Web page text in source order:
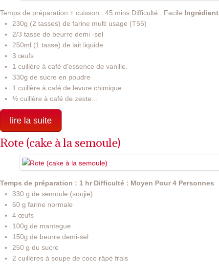
Temps de préparation + cuisson : 45 mins Difficulté : Facile
230g (2 tasses) de farine multi usage (T55)
2/3 tasse de beurre demi -sel
250ml (1 tasse) de lait liquide
3 œufs
1 cuillère à café d'essence de vanille.
330g de sucre en poudre
1 cuillère à café de levure chimique
½ cuillère à café de zeste...
lire la suite
Rote (cake à la semoule)
Temps de préparation : 1 hr Difficulté : Moyen Pour 4 Personnes
330 g de semoule (soujie)
60 g farine normale
4 œufs
100g de mantegue
150g de beurre demi-sel
250 g du sucre
2 cuillères à soupe de coco râpé frais